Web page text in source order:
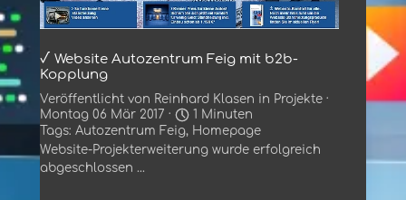
√ Website Autozentrum Feig mit b2b-
Kopplung
Veröffentlicht von Reinhard Klasen in Projekte ·
Montag 06 Mär 2017 ·
1 Minuten
Tags: Autozentrum Feig, Homepage
Website-Projekterweiterung wurde erfolgreich
abgeschlossen ...